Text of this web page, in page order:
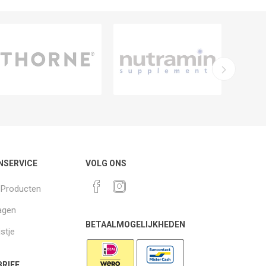
VOLG ONS
BETAALMOGELIJKHEDEN